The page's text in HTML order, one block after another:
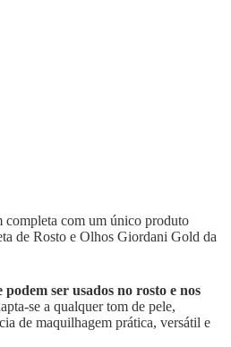
completa com um único produto
de Rosto e Olhos Giordani Gold da
ser usados no rosto e nos
se a qualquer tom de pele,
de maquilhagem prática, versátil e